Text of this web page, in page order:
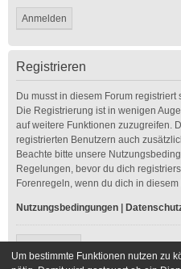
Registrieren
Du musst in diesem Forum
Die Registrierung ist in wenigen
auf weitere Funktionen zuzugreifen.
registrierten Benutzern auch
Beachte bitte unsere
Regelungen, bevor du dich
Forenregeln, wenn du dich in
Nutzungsbedingungen
Um bestimmte Funktionen nutzen zu